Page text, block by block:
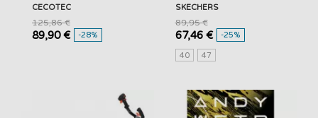
CECOTEC
89,90 €
125,86 €
-28%
SKECHERS
67,46 €
89,95 €
-25%
40 47